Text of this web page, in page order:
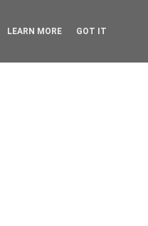
LEARN MORE GOT IT